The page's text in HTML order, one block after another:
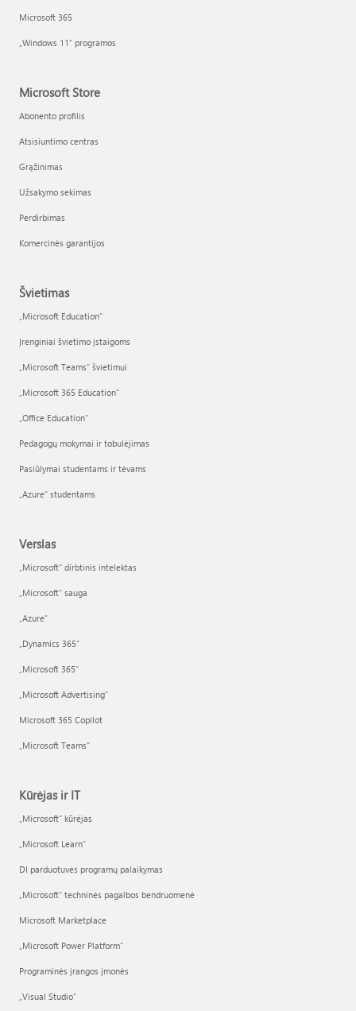
Microsoft 365
„Windows 11“ programos
Microsoft Store
Abonento profilis
Atsisiuntimo centras
Grąžinimas
Užsakymo sekimas
Perdirbimas
Komercinės garantijos
Švietimas
„Microsoft Education“
Įrenginiai švietimo įstaigoms
„Microsoft Teams“ švietimui
„Microsoft 365 Education“
„Office Education“
Pedagogų mokymai ir tobulėjimas
Pasiūlymai studentams ir tėvams
„Azure“ studentams
Verslas
„Microsoft“ dirbtinis intelektas
„Microsoft“ sauga
„Azure”
„Dynamics 365“
„Microsoft 365“
„Microsoft Advertising“
Microsoft 365 Copilot
„Microsoft Teams“
Kūrėjas ir IT
„Microsoft“ kūrėjas
„Microsoft Learn“
DI parduotuvės programų palaikymas
„Microsoft“ techninės pagalbos bendruomenė
Microsoft Marketplace
„Microsoft Power Platform“
Programinės įrangos įmonės
„Visual Studio“